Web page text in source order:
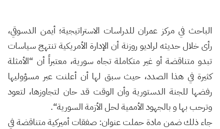
الباحث في مركز عمران للدراسات الاستراتيجية؛ أيمن الدسوقي،
رأى خلال حديثه لراديو روزنة أن الإدارة الأمريكيةتنتهج سياسات
تبدو متناقضة أو غير متكاملة تجاه سورية، معتبراً أن “الأمثلة
كثيرة في هذا الصدد، حيث سبق لها أن أعلنت عبر مسؤوليها
رفضها للجنة الدستورية وأن الوقت قد حان لتجاوزها، لتعود
وترحب بها و بالجهود الأممية لحلالأزمة السورية“.
جاء ذلك ضمن مادة حملت عنوان: صفقات أميركية متناقضة في